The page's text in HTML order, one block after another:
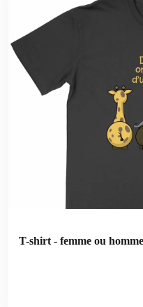
T-shirt - femme ou